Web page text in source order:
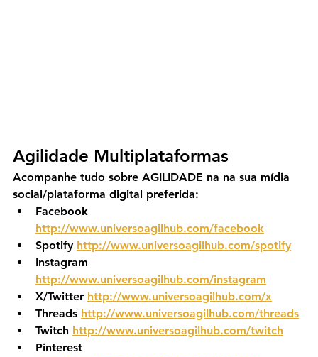
Agilidade Multiplataformas
Acompanhe tudo sobre AGILIDADE na na sua mídia
social/plataforma digital preferida:
Facebook
http://www.universoagilhub.com/facebook
Spotify http://www.universoagilhub.com/spotify
Instagram
http://www.universoagilhub.com/instagram
X/Twitter http://www.universoagilhub.com/x
Threads http://www.universoagilhub.com/threads
Twitch http://www.universoagilhub.com/twitch
Pinterest